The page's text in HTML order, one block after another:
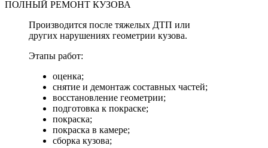
ПОЛНЫЙ РЕМОНТ КУЗОВА
Производится после тяжелых ДТП или
других нарушениях геометрии кузова.
Этапы работ:
оценка;
снятие и демонтаж составных частей;
восстановление геометрии;
подготовка к покраске;
покраска;
покраска в камере;
сборка кузова;